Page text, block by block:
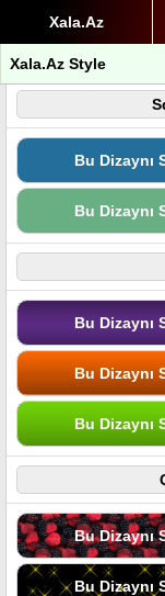
Xala.Az
Xala.Az Style
Bu Dizaynı
Bu Dizaynı
Bu Dizaynı
Bu Dizaynı
Bu Dizaynı
Bu Dizaynı
Bu Dizaynı